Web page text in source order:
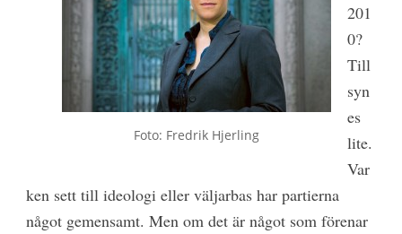
Foto: Fredrik Hjerling
201
0?
Till
syn
es
lite.
Var
ken sett till ideologi eller väljarbas har partierna
något gemensamt. Men om det är något som förenar